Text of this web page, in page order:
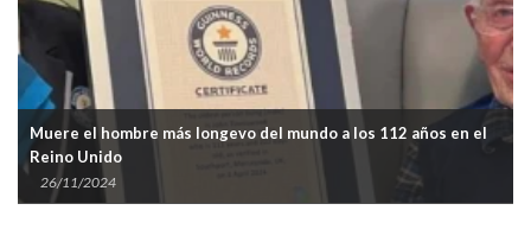
Muere el hombre más longevo del mundo a los 112 años en el
Reino Unido
26/11/2024